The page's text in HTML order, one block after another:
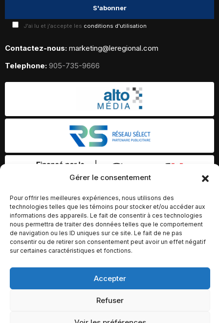
Gérer le consentement
Pour offrir les meilleures expériences, nous utilisons des
technologies telles que les témoins pour stocker et/ou accéder aux
informations des appareils. Le fait de consentir à ces technologies
nous permettra de traiter des données telles que le comportement
de navigation ou les ID uniques sur ce site. Le fait de ne pas
consentir ou de retirer son consentement peut avoir un effet négatif
sur certaines caractéristiques et fonctions.
Accepter
Refuser
J'ai lu et j'accepte les conditions d'utilisation
Contactez-nous: marketing@leregional.com
Telephone: 905-735-9666
© Copyright 2026 – Altomédia Inc |
Ce site internet a été conçu et développé par Chameleon Ideas